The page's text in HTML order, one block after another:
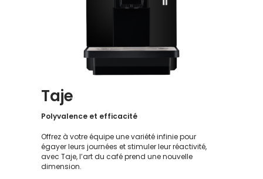
Taje
Polyvalence et efficacité
Offrez à votre équipe une variété infinie pour
égayer leurs journées et stimuler leur réactivité,
avec Taje, l’art du café prend une nouvelle
dimension.